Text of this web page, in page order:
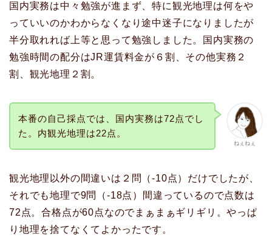
国内実務は中々勉強が進まず、特に観光地理は何をや
っていいのかわからなくなり途中迷子になりましたが
半分取れれば上等と思って勉強しました。国内実務の
勉強時間の配分はJR運賃料金が６割、その他実務２
割、観光地理２割。
ねぇねぇ
本番の自己採点では、国内実務は72点でし
た。内観光地理は22点。
観光地理以外の間違いは２問（-10点）だけでしたが、
それでも地理で9問（-18点）間違っているので点数は
72点。合格点が60点なのでまぁまぁギリギリ。やっぱ
り地理を捨てなくてよかったです。